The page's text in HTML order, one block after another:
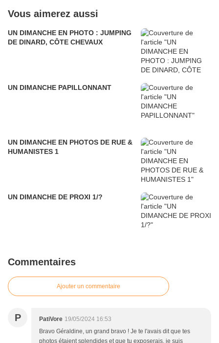
Vous aimerez aussi
UN DIMANCHE EN PHOTO : JUMPING
DE DINARD, CÔTE CHEVAUX
UN DIMANCHE PAPILLONNANT
UN DIMANCHE EN PHOTOS DE RUE &
HUMANISTES 1
UN DIMANCHE DE PROXI 1/?
Commentaires
Ajouter un commentaire
P PatiVore 19/05/2024 16:53
Bravo Géraldine, un grand bravo ! Je te l'avais dit que tes
photos étaient splendides et que tu exposerais, je suis